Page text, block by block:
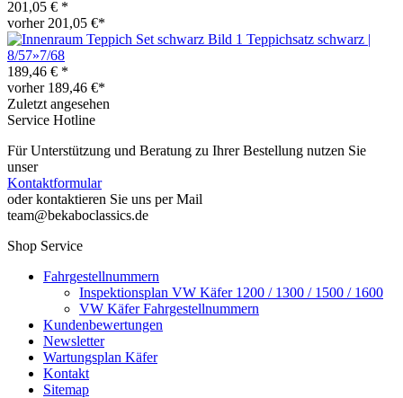
201,05 € *
vorher 201,05 €*
Teppichsatz schwarz |
8/57»7/68
189,46 € *
vorher 189,46 €*
Zuletzt angesehen
Service Hotline
Für Unterstützung und Beratung zu Ihrer Bestellung nutzen Sie
unser
Kontaktformular
oder kontaktieren Sie uns per Mail
team@bekaboclassics.de
Shop Service
Fahrgestellnummern
Inspektionsplan VW Käfer 1200 / 1300 / 1500 / 1600
VW Käfer Fahrgestellnummern
Kundenbewertungen
Newsletter
Wartungsplan Käfer
Kontakt
Sitemap